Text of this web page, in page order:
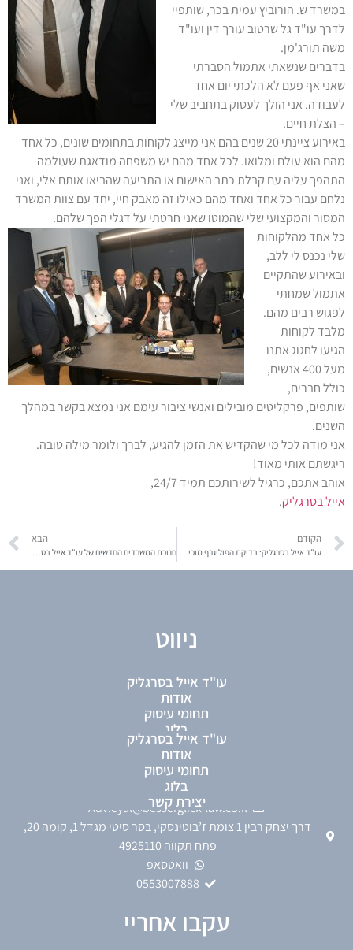
במשרד ש. הורוביץ עמית בכר, שותפיי
לדרך עו"ד גל שרטוב עורך דין ועו"ד
משה תורג'מן.
בדברים שנשאתי אתמול הסברתי
שאני אף פעם לא הלכתי יום אחד
לעבודה. אני הולך לעסוק בתחביב שלי
– הצלת חיים.
באירוע ציינתי 20 שנים בהם אני מייצג לקוחות בתחומים שונים, כל אחד
מהם הוא עולם ומלואו. לכל אחד מהם יש משפחה מודאגת שעולמה
התהפך עליה עם קבלת כתב האישום או התביעה שהביאו אותם אלי, ואני
נלחם עבור כל אחד ואחד מהם כאילו זה מאבק חיי, יחד עם צוות המשרד
המסור והמקצועי שלי שהמוטו שאני חרטתי על דגלי הפך שלהם.
כל אחד מהלקוחות
שלי נכנס לי ללב,
ובאירוע שהתקיים
אתמול שמחתי
לפגוש רבים מהם.
מלבד לקוחות
הגיעו לחגוג אתנו
מעל 400 אנשים,
כולל חברים,
שותפים, פרקליטים מובילים ואנשי ציבור עימם אני נמצא בקשר במהלך
השנים.
אני מודה לכל מי שהקדיש את הזמן להגיע, לברך ולומר מילה טובה.
ריגשתם אותי מאוד!
אוהב אתכם, כרגיל לשירותכם תמיד 24/7,
אייל בסרגליק.
הקודם
עו"ד אייל בסרגליק: בדיקת הפוליגרף מוכיחה יוסי כמיסה דובר אמת
הבא
חנוכת המשרדים החדשים של עו"ד אייל בסרגליק
ניווט
עו"ד אייל בסרגליק
אודות
תחומי עיסוק
בלוג
יצירת קשר
עו"ד אייל בסרגליק
אודות
תחומי עיסוק
בלוג
יצירת קשר
פרטי התקשרות
0722575486
Adv.eyal@besserglick-law.co.il
דרך יצחק רבין 1 צומת ז’בוטינסקי, בסר סיטי מגדל 1, קומה 20,
פתח תקווה 4925110
וואטסאפ
0553007888
עקבו אחריי